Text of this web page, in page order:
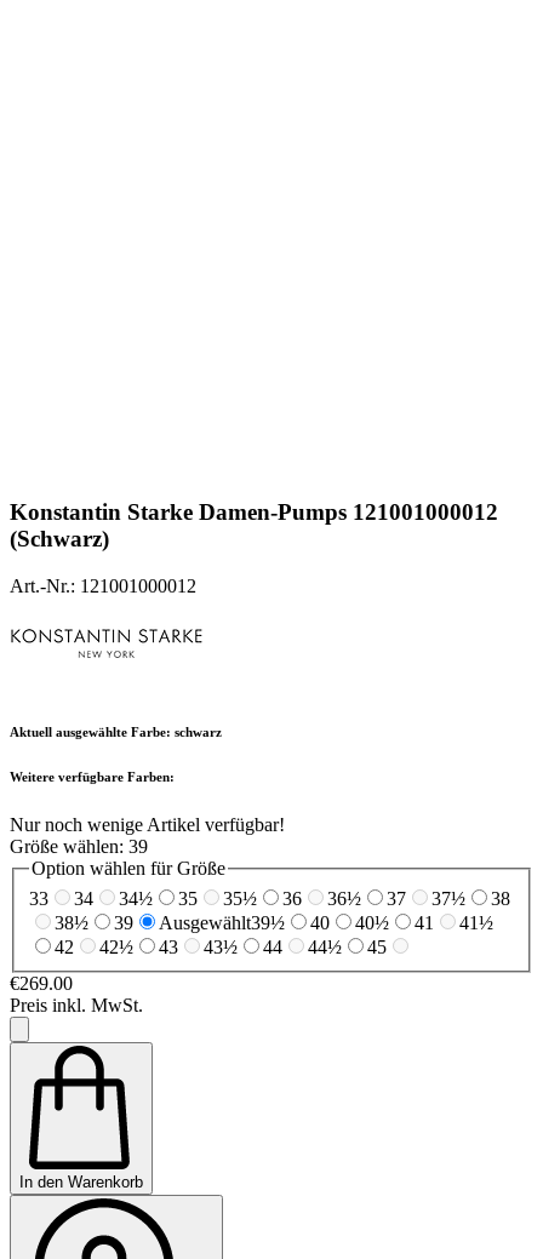
Konstantin Starke Damen-Pumps 121001000012
(Schwarz)
Art.-Nr.: 121001000012
Aktuell ausgewählte Farbe: schwarz
Weitere verfügbare Farben:
Nur noch wenige Artikel verfügbar!
Größe wählen: 39
Option wählen für Größe
33
34 34½ 35 35½ 36 36½ 37 37½
38
38½
39 Ausgewählt39½ 40 40½ 41
41½
42
42½ 43 43½ 44 44½
45
€269.00
Preis inkl. MwSt.
In den Warenkorb